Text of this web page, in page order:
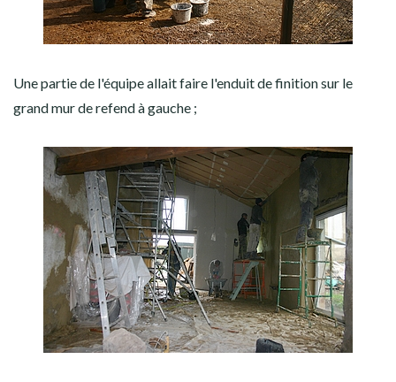
Une partie de l'équipe allait faire l'enduit de finition sur le
grand mur de refend à gauche ;